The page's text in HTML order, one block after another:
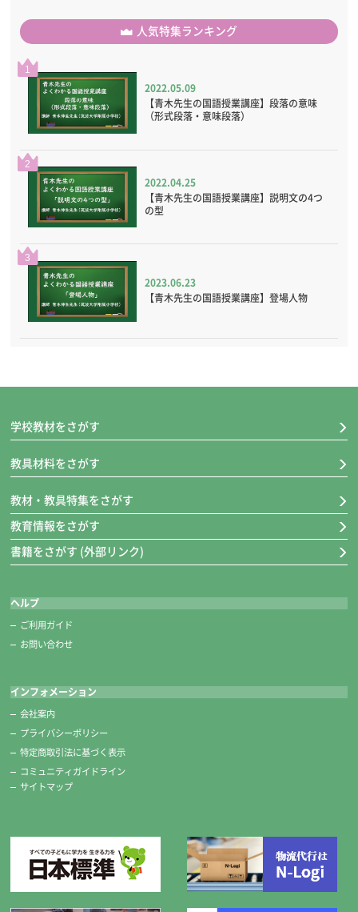
人気特集ランキング
1
2022.05.09
【青木先生の国語授業講座】段落の意味
（形式段落・意味段落）
2
2022.04.25
【青木先生の国語授業講座】説明文の4つ
の型
3
2023.06.23
【青木先生の国語授業講座】登場人物
学校教材をさがす
教具材料をさがす
教材・教具特集をさがす
教育情報をさがす
書籍をさがす (外部リンク)
ヘルプ
ご利用ガイド
お問い合わせ
インフォメーション
会社案内
プライバシーポリシー
特定商取引法に基づく表示
コミュニティガイドライン
サイトマップ